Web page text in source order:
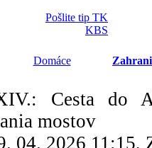
Pošlite tip TK
KBS
Domáce
Cesta do
mostov
04. 2026 11:15,